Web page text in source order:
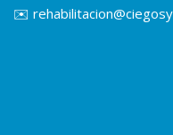
✉️